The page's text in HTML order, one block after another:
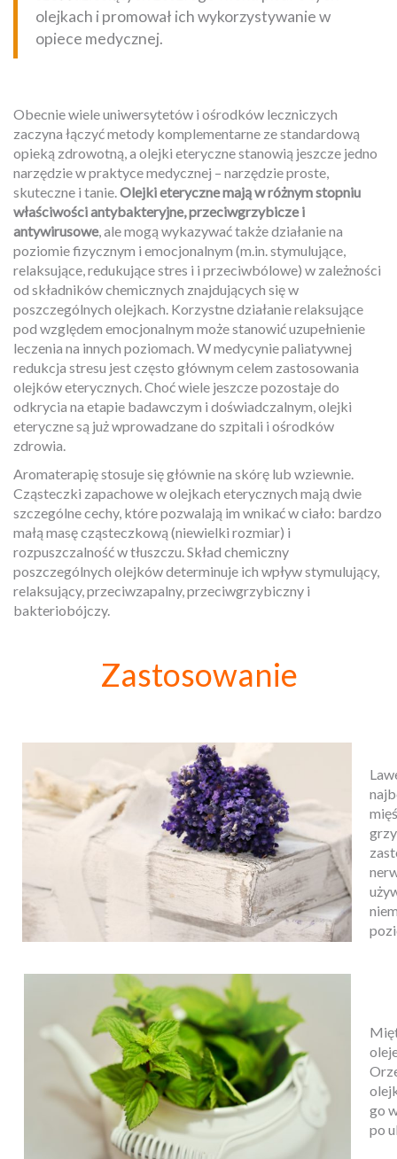
olejkach i promował ich wykorzystywanie w
opiece medycznej.
Obecnie wiele uniwersytetów i ośrodków leczniczych
zaczyna łączyć metody komplementarne ze standardową
opieką zdrowotną, a olejki eteryczne stanowią jeszcze jedno
narzędzie w praktyce medycznej – narzędzie proste,
skuteczne i tanie.Olejki eteryczne mają w różnym stopniu
właściwości antybakteryjne, przeciwgrzybicze i
antywirusowe, ale mogą wykazywać także działanie na
poziomie fizycznym i emocjonalnym (m.in. stymulujące,
relaksujące, redukujące stres i i przeciwbólowe) w zależności
od składników chemicznych znajdujących się w
poszczególnych olejkach. Korzystne działanie relaksujące
pod względem emocjonalnym może stanowić uzupełnienie
leczenia na innych poziomach. W medycynie paliatywnej
redukcja stresu jest często głównym celem zastosowania
olejków eterycznych. Choć wiele jeszcze pozostaje do
odkrycia na etapie badawczym i doświadczalnym, olejki
eteryczne są już wprowadzane do szpitali i ośrodków
zdrowia.
Aromaterapię stosuje się głównie na skórę lub wziewnie.
Cząsteczki zapachowe w olejkach eterycznych mają dwie
szczególne cechy, które pozwalają im wnikać w ciało: bardzo
małą masę cząsteczkową (niewielki rozmiar) i
rozpuszczalność w tłuszczu. Skład chemiczny
poszczególnych olejków determinuje ich wpływ stymulujący,
relaksujący, przeciwzapalny, przeciwgrzybiczny i
bakteriobójczy.
Zastosowanie
go
po